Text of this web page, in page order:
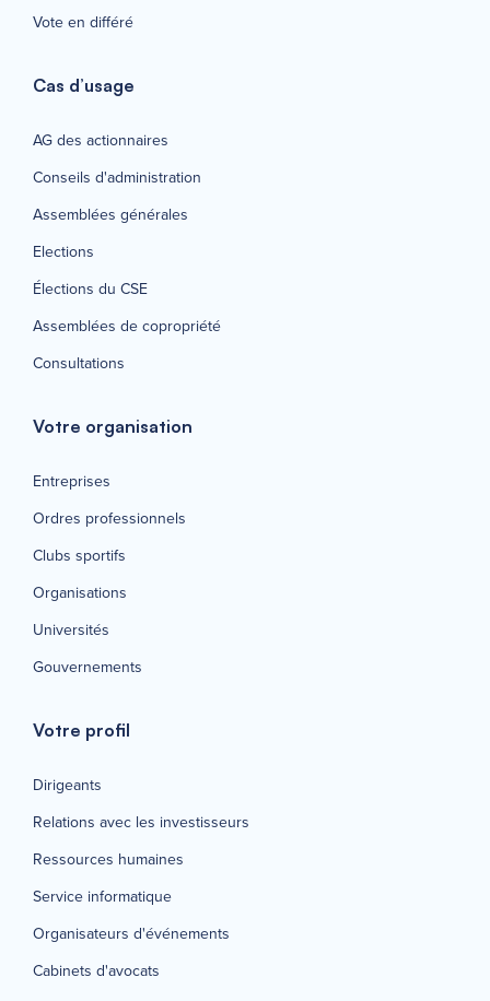
Vote en différé
Cas d’usage
AG des actionnaires
Conseils d'administration
Assemblées générales
Elections
Élections du CSE
Assemblées de copropriété
Consultations
Votre organisation
Entreprises
Ordres professionnels
Clubs sportifs
Organisations
Universités
Gouvernements
Votre profil
Dirigeants
Relations avec les investisseurs
Ressources humaines
Service informatique
Organisateurs d'événements
Cabinets d'avocats